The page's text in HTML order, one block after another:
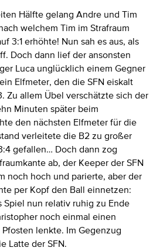
Hälfte gelang Andre und Tim
welchem Tim im Strafraum
3:1 erhöhte! Nun sah es aus, als
Doch dann lief der ansonsten
Luca unglücklich einem Gegner
Elfmeter, den die SFN eiskalt
Zu allem Übel verschätzte sich der
Minuten später beim
den nächsten Elfmeter für die
verleitete die B2 zu großer
gefallen… Doch dann zog
ab, der Keeper der SFN
noch hoch und parierte, aber der
per Kopf den Ball einnetzen:
nun relativ ruhig zu Ende
noch einmal einen
lenkte. Im Gegenzug
Latte der SFN.